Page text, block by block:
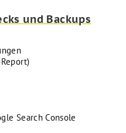
und Backups
Search Console